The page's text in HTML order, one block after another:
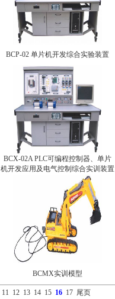
BCP-02 单片机开发综合实验装置
BCX-02A PLC可编程控制器、单片
机开发应用及电气控制综合实训装置
BCMX实训模型
11 12 13 14 15 16 17 尾页